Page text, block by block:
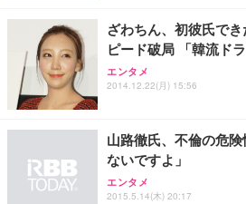
ざわちん、初彼氏で
ピード破局 「韓流ド
エンタメ
2014.12.22(月) 15:56
山路徹氏、不倫の危
ないですよ」
エンタメ
2015.5.14(木) 20:17